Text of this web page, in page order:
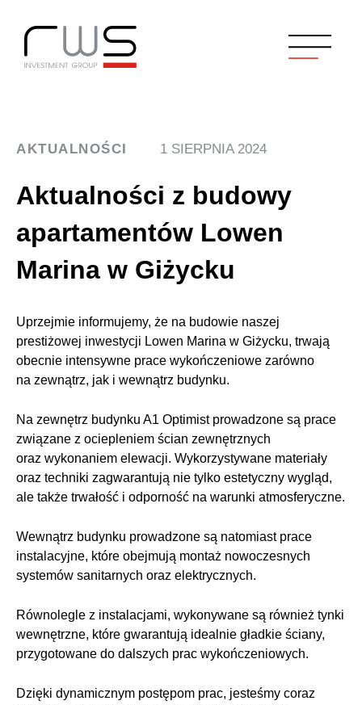
AKTUALNOŚCI 1 SIERPNIA 2024
Aktualności z budowy
apartamentów Lowen
Marina w Giżycku
Uprzejmie informujemy, że na budowie naszej
prestiżowej inwestycji Lowen Marina w Giżycku, trwają
obecnie intensywne prace wykończeniowe zarówno
na zewnątrz, jak i wewnątrz budynku.
Na zewnętrz budynku A1 Optimist prowadzone są prace
związane z ociepleniem ścian zewnętrznych
oraz wykonaniem elewacji. Wykorzystywane materiały
oraz techniki zagwarantują nie tylko estetyczny wygląd,
ale także trwałość i odporność na warunki atmosferyczne.
Wewnątrz budynku prowadzone są natomiast prace
instalacyjne, które obejmują montaż nowoczesnych
systemów sanitarnych oraz elektrycznych.
Równolegle z instalacjami, wykonywane są również tynki
wewnętrzne, które gwarantują idealnie gładkie ściany,
przygotowane do dalszych prac wykończeniowych.
Dzięki dynamicznym postępom prac, jesteśmy coraz